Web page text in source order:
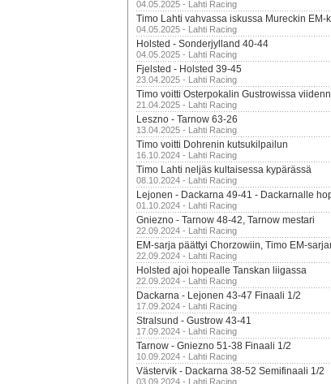
04.05.2025 - Lahti Racing
Timo Lahti vahvassa iskussa Mureckin EM-
04.05.2025 - Lahti Racing
Holsted - Sonderjylland 40-44
04.05.2025 - Lahti Racing
Fjelsted - Holsted 39-45
23.04.2025 - Lahti Racing
Timo voitti Osterpokalin Gustrowissa
21.04.2025 - Lahti Racing
Leszno - Tarnow 63-26
13.04.2025 - Lahti Racing
Timo voitti Dohrenin kutsukilpailun
16.10.2024 - Lahti Racing
Timo Lahti neljäs kultaisessa kypärässä
08.10.2024 - Lahti Racing
Lejonen - Dackarna 49-41 - Dackarnalle
01.10.2024 - Lahti Racing
Gniezno - Tarnow 48-42, Tarnow mestari
22.09.2024 - Lahti Racing
EM-sarja päättyi Chorzowiin, Timo EM-
22.09.2024 - Lahti Racing
Holsted ajoi hopealle Tanskan liigassa
22.09.2024 - Lahti Racing
Dackarna - Lejonen 43-47 Finaali 1/2
17.09.2024 - Lahti Racing
Stralsund - Gustrow 43-41
17.09.2024 - Lahti Racing
Tarnow - Gniezno 51-38 Finaali 1/2
10.09.2024 - Lahti Racing
Västervik - Dackarna 38-52 Semifinaali 1/2
03.09.2024 - Lahti Racing